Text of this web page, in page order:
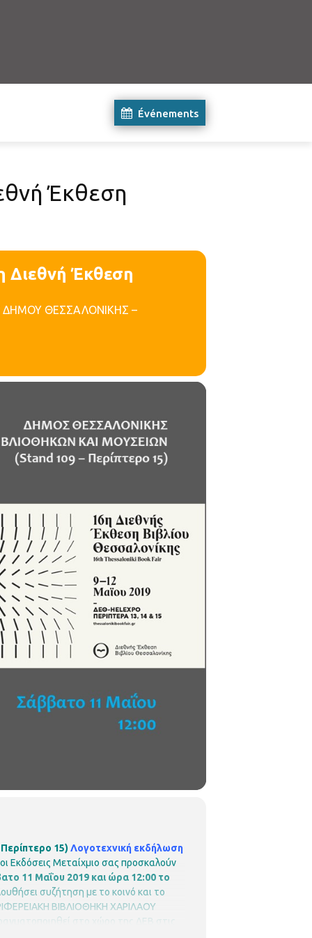
Événements
Έκθεση
Διεθνή Έκθεση
ΔΗΜΟΥ ΘΕΣΣΑΛΟΝΙΚΗΣ –
15)Λογοτεχνική εκδήλωση
Εκδόσεις Μεταίχμιο σας προσκαλούν
11 Μαΐου 2019 και ώρα 12:00 το
συζήτηση με το κοινό και το
ΒΙΒΛΙΟΘΗΚΗ ΧΑΡΙΛΑΟΥ
στο χώρο της ΔΕΒ στις